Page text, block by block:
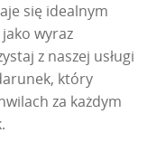
się idealnym
wyraz
z naszej usługi
który
za każdym